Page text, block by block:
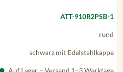
ATT-910R2PSB-1
rund
schwarz mit Edelstahlkappe
Auf Lager – Versand 1–3 Werktage